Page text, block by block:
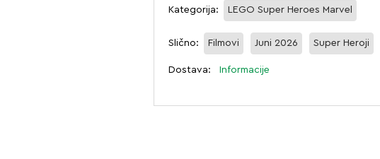
Kategorija: LEGO Super Heroes Marvel
Slično: Filmovi Juni 2026 Super Heroji
Dostava: Informacije